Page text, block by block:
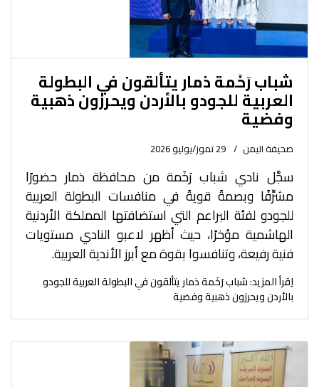
شباب رَخَمة ذمار يتألقون في البطولة
العربية للجودو بالأردن ويحرزون ذهبية
وفضية
صحيفة اليمن 29 تموز/يوليو 2026
سجَّل نادي شباب رَخَمة من محافظة ذمار حضورًا
مشرِّفًا وبصمةً قويةً في منافسات البطولة العربية
للجودو لفئة البراعم التي استضافتها المملكة الأردنية
الهاشمية مؤخرًا، حيث أظهر لاعبو النادي مستويات
فنية رفيعة، وتنافسوا بقوة مع أبرز الأندية العربية.
اِقرأ المزيد: شباب رَخَمة ذمار يتألقون في البطولة العربية للجودو
بالأردن ويحرزون ذهبية وفضية